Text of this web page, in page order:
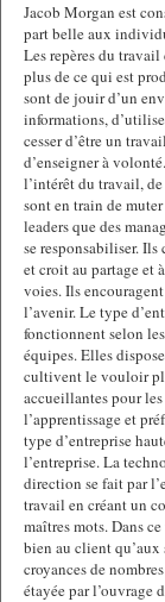
Jacob Morgan est
part belle aux
Les repères du
plus de ce qui est
sont de jouir d’un
informations,
cesser d’être un
d’enseigner à
l’intérêt du travail,
sont en train de
leaders que des
se responsabiliser.
et croit au partage et
voies. Ils
l’avenir. Le type
fonctionnent selon
équipes. Elles
cultivent le vouloir
accueillantes pour
l’apprentissage et
type d’entreprise
l’entreprise. La
direction se fait par
travail en créant un
maîtres mots. Dans
bien au client qu’aux
croyances de
étayée par l’ouvrage